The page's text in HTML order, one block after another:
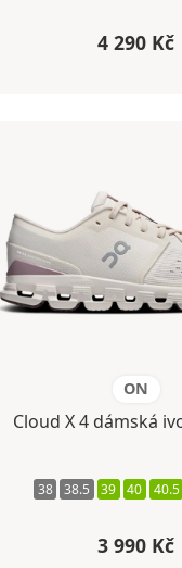
4 290 Kč
ON
Cloud X 4 dámská
38 38.5 39 40 40.5
3 990 Kč